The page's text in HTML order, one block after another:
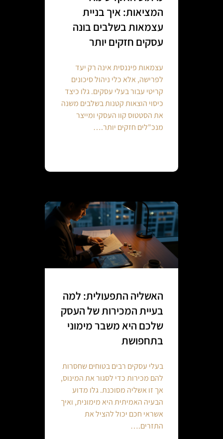
המציאות: איך בניית
עצמאות בשלבים בונה
עסקים חזקים יותר
עצמאות פיננסית אינה רק יעד
לפרישה, אלא כלי ניהול סיכונים
קריטי עבור בעלי עסקים. גלו כיצד
כיסוי הוצאות קטנות בשלבים משנה
את הסטטוס קוו העסקי ומייצר
מנכ"לים חזקים יותר.…
האשליה התפעולית: למה
בעיית המכירות של העסק
שלכם היא משבר מימוני
בתחפושת
בעלי עסקים רבים בטוחים שחסרות
להם מכירות כדי לסגור את המינוס,
אך זו אשליה מסוכנת. גלו מדוע
הבעיה האמיתית היא מימונית, ואיך
אשראי חכם יכול להציל את
התזרים.…